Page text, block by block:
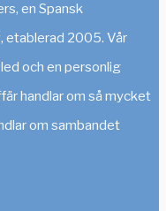
en Spansk
etablerad 2005. Vår
och en personlig
handlar om så mycket
om sambandet